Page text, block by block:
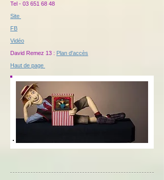
Tel - 03 651 68 48
Site
FB
Vidéo
David Remez 13 : Plan d'accès
Haut de page